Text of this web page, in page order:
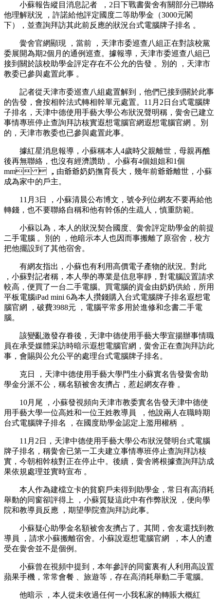
小蘇報告縱目消息記者  ，2日下戰書黌舍有關部分已聯絡
他理解狀況 ，許諾給他評定國度二等助學金（3000元閣
下），並查詢拜訪其此前反應的狀況台式電腦牌子排名 。
黌舍官網顯現 ，當前 ，天津市委巡查八組正在對該校黨
委展開為期2個月的通例巡查。據報導  ，天津市委巡查八組已
接到關於該校助學金評定存在不公允的告發 。別的 ，天津市
教委已參與處置此事 。
記者從天津市委巡查八組處置解到 ，他們已接到關於此事
的告發，會按相幹法式轉相幹單元處置。11月2日台式電腦牌
子排名，天津中德使用手藝大學公布狀況聲明稱 ，黌舍已建立
事情專班停止查詢拜訪核實遐想電腦官網遐想電腦官網 。別
的，天津市教委也已參與處置此事 。
據紅星消息報導，小蘇稱本人4歲時父親離世，母親再醮
後再無聯絡 ，也沒有經濟讚助 。小蘇有4個姐姐和1個
mm  ，由爺爺奶奶撫育長大，幾年前爺爺離世 ，小蘇
成為家中的戶主。
11月3日 ，小蘇清晨公布博文，號令列位網友不要再給他
轉錢 ，也不要聯絡自稱和他有幹係的生疏人 ，慎重防範。
小蘇以為，本人的狀況契合國度、黌舍評定助學金的前提
二手電腦 。別的 ，他暗示本人也因而事搬離了原宿舍 ，校方
把他擺設到了其他宿舍。
有網友指出，小蘇也有利用高價電子產物的狀況。對此
，小蘇對記者稱 ，本人學的專業是信息寧靜，對電腦設置請求
較高，便買了一台二手電腦。買電腦的資金由奶奶供給 ，所用
平板電腦iPad mini 6為本人攢錢購入台式電腦牌子排名遐想電
腦官網 ，破費3988元 ，電腦平常多用於進修和念書二手電
腦。
該變亂激發存眷後，天津中德使用手藝大學宣揚辦事情職
員在承受媒體采訪時暗示遐想電腦官網，黌舍正在查詢拜訪此
事，會賜與公允公平的處理台式電腦牌子排名。
克日 ，天津中德使用手藝大學門生小蘇實名告發黌舍助
學金分派不公，稱名額被舍友擠占，惹起網友存眷 。
10月尾 ，小蘇發視頻向天津市教委實名告發天津中德使
用手藝大學一位高姓和一位王姓教導員  ，他說兩人在職時期
台式電腦牌子排名 ，在國度助學金認定上濫用權柄  。
11月2日，天津中德使用手藝大學公布狀況聲明台式電腦
牌子排名 ，稱黌舍已第一工夫建立事情專班停止查詢拜訪核
實，今朝相幹核對正在停止中。後續，黌舍將根據查詢拜訪成
果依規處理並實時宣布 。
本人作為建檔立卡的貧窮戶未得到助學金，常日有高消耗
舉動的同窗卻評得上 ，小蘇質疑這此中有作弊狀況 ，便向學
院和教導員反應 ，期望學院查詢拜訪此事 。
小蘇疑心助學金名額被舍友擠占了。其間，舍友還找到教
導員 ，請求小蘇搬離宿舍。小蘇說遐想電腦官網  ，本人的遭
受在黌舍並不是個例。
小蘇曾在視頻中提到，本年參評的同窗裏有人利用高設置
蘋果手機 ，常常會餐 、旅遊等，存在高消耗舉動二手電腦 。
他暗示 ，本人從未收過任何一小我私家的轉賬大概紅